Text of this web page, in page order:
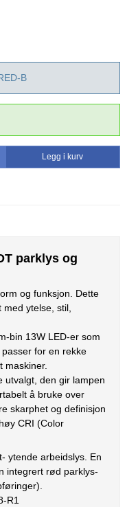
B
Legg i kurv
parklys og
og funksjon. Dette
ytelse, stil,
bin 13W LED-er som
for en rekke
maskiner.
utvalgt, den gir lampen
å bruke over
skarphet og definisjon
CRI (Color
ytende arbeidslys. En
integrert rød parklys-
R1